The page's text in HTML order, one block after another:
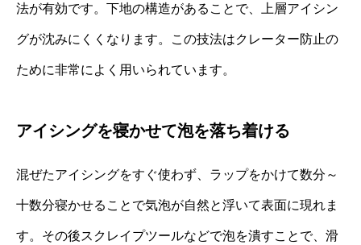
法が有効です。下地の構造があることで、上層アイシン
グが沈みにくくなります。この技法はクレーター防止の
ために非常によく用いられています。
アイシングを寝かせて泡を落ち着ける
混ぜたアイシングをすぐ使わず、ラップをかけて数分～
十数分寝かせることで気泡が自然と浮いて表面に現れま
す。その後スクレイプツールなどで泡を潰すことで、滑